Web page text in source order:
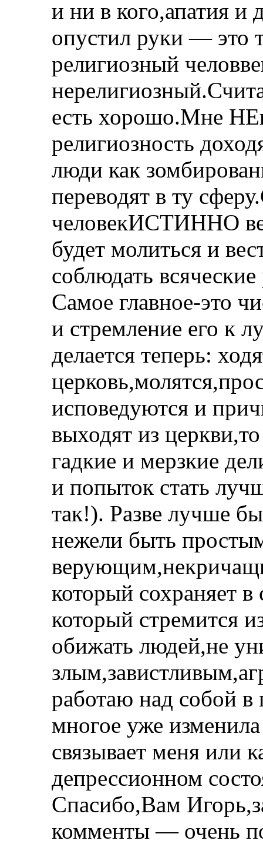
и ни в кого,апатия и
опустил руки — это
религиозный
есть хорошо.Мне
религиозность
люди как
переводят в ту
человекИСТИННО
будет молиться и
соблюдать
Самое главное-это
и стремление его к
делается теперь:
исповедуются и
выходят из
гадкие и мерзкие
и попыток стать
так!). Разве лучше
нежели быть
который сохраняет
который стремится
обижать людей,не
работаю над собой
многое уже
связывает меня или
депрессионном
Спасибо,Вам
комменты — очень